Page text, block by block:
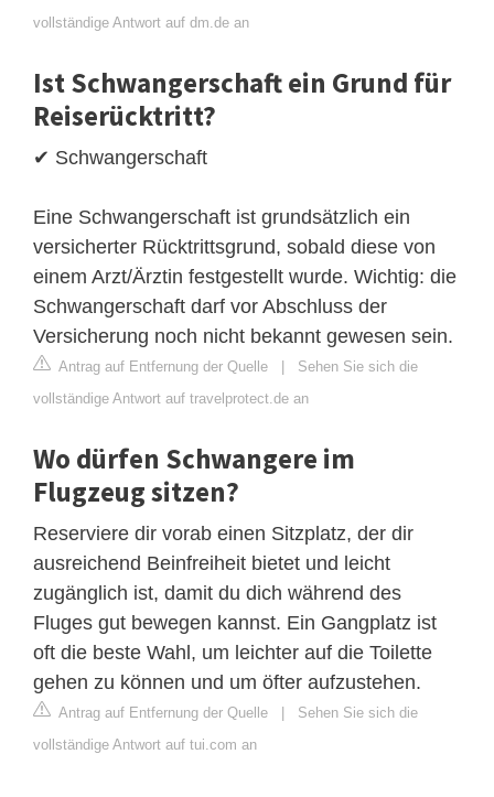
vollständige Antwort auf dm.de an
Ist Schwangerschaft ein Grund für
Reiserücktritt?
✔ Schwangerschaft
Eine Schwangerschaft ist grundsätzlich ein
versicherter Rücktrittsgrund, sobald diese von
einem Arzt/Ärztin festgestellt wurde. Wichtig: die
Schwangerschaft darf vor Abschluss der
Versicherung noch nicht bekannt gewesen sein.
Antrag auf Entfernung der Quelle | Sehen Sie sich die
vollständige Antwort auf travelprotect.de an
Wo dürfen Schwangere im
Flugzeug sitzen?
Reserviere dir vorab einen Sitzplatz, der dir
ausreichend Beinfreiheit bietet und leicht
zugänglich ist, damit du dich während des
Fluges gut bewegen kannst. Ein Gangplatz ist
oft die beste Wahl, um leichter auf die Toilette
gehen zu können und um öfter aufzustehen.
Antrag auf Entfernung der Quelle | Sehen Sie sich die
vollständige Antwort auf tui.com an